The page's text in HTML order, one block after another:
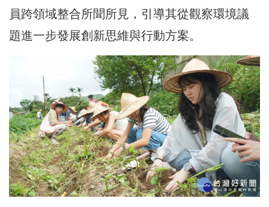
員跨領域整合所聞所見，引導其從觀察環境議
題進一步發展創新思維與行動方案。